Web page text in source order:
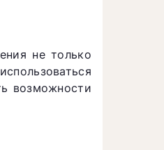
не только
возможности